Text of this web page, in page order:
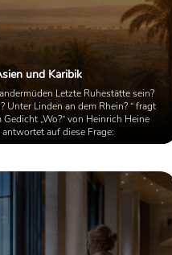
und Karibik
Letzte Ruhestätte sein?
Unter Linden an dem Rhein? “ fragt
„Wo?“ von Heinrich Heine
auf diese Frage: